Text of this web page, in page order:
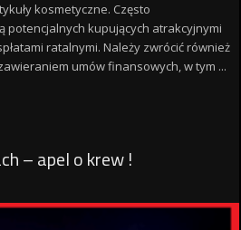
kosmetyczne. Często
potencjalnych kupujących atrakcyjnymi
ratalnymi. Należy zwrócić również
umów finansowych, w tym ...
– apel o krew !